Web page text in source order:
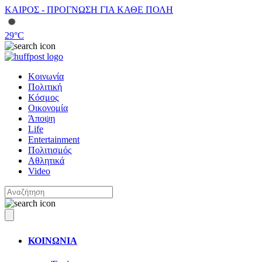
ΚΑΙΡΟΣ - ΠΡΟΓΝΩΣΗ ΓΙΑ ΚΑΘΕ ΠΟΛΗ
29°C
Κοινωνία
Πολιτική
Κόσμος
Οικονομία
Άποψη
Life
Entertainment
Πολιτισμός
Αθλητικά
Video
ΚΟΙΝΩΝΙΑ